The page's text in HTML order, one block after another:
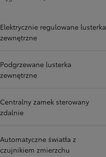
Elektrycznie regulowane lusterka
zewnętrzne
Podgrzewane lusterka
zewnętrzne
Centralny zamek sterowany
zdalnie
Automatyczne światła z
czujnikiem zmierzchu